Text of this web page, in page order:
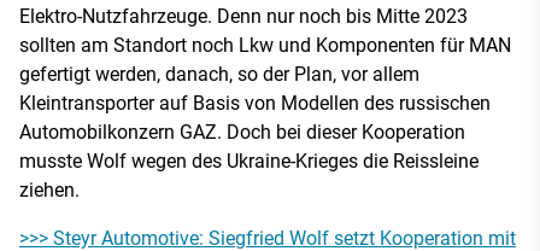
Elektro-Nutzfahrzeuge. Denn nur noch bis Mitte 2023
sollten am Standort noch Lkw und Komponenten für MAN
gefertigt werden, danach, so der Plan, vor allem
Kleintransporter auf Basis von Modellen des russischen
Automobilkonzern GAZ. Doch bei dieser Kooperation
musste Wolf wegen des Ukraine-Krieges die Reissleine
ziehen.
>>> Steyr Automotive: Siegfried Wolf setzt Kooperation mit